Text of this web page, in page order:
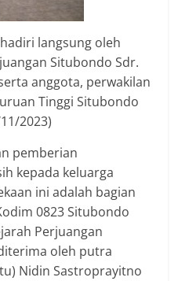
langsung oleh
Situbondo Sdr.
anggota, perwakilan
Tinggi Situbondo
2023)
pemberian
kepada keluarga
ini adalah bagian
0823 Situbondo
Perjuangan
oleh putra
Nidin Sastroprayitno